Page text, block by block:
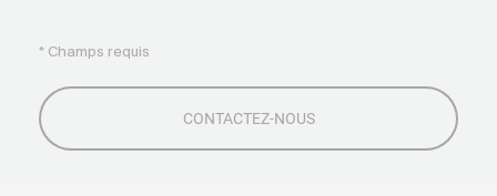
* Champs requis